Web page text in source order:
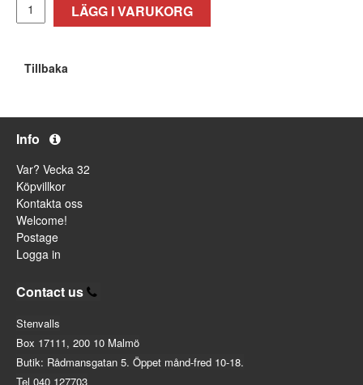
LÄGG I VARUKORG
Tillbaka
Info
Var? Vecka 32
Köpvillkor
Kontakta oss
Welcome!
Postage
Logga in
Contact us
Stenvalls
Box 17111, 200 10 Malmö
Butik: Rådmansgatan 5. Öppet månd-fred 10-18.
Tel 040 127703